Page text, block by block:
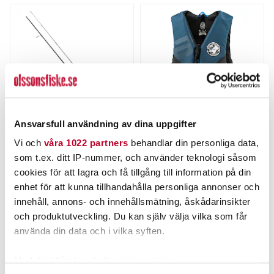
Ansvarsfull användning av dina uppgifter
Vi och våra 1022 partners behandlar din personliga data,
som t.ex. ditt IP-nummer, och använder teknologi såsom
cookies för att lagra och få tillgång till information på din
enhet för att kunna tillhandahålla personliga annonser och
innehåll, annons- och innehållsmätning, åskådarinsikter
och produktutveckling. Du kan själv välja vilka som får
använda din data och i vilka syften.
ABU Max X Black Ops
Combo 8` 10-30g (#1)
Nuvarande pris:
999,00 krTidigare pris:
999,00 kr
1 299,00 kr
LÄS MER
Baltic Classic E.I Recycled
Marin/Svart
Nuvarande pris:
439,00 krTidigare pris:
548,00 kr
439,00 kr
548,00 kr